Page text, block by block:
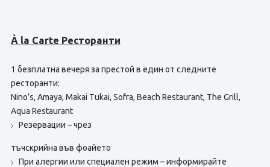
À la Carte Ресторанти
1 безплатна вечеря за престой в един от следните
ресторанти:
Nino’s, Amaya, Makai Tukai, Sofra, Beach Restaurant, The Grill,
Aqua Restaurant
Резервации – чрез
тъчскрийна във фоайето
При алергии или специален режим – информирайте